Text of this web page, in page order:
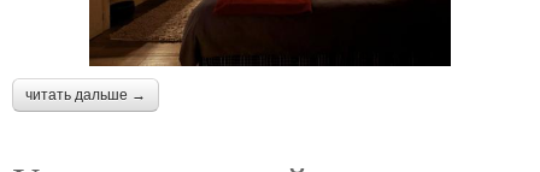
читать дальше →